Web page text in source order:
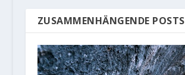
ZUSAMMENHÄNGENDE POSTS